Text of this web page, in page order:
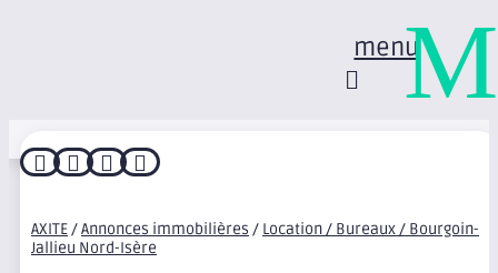
menu
   
AXITE/Annonces immobilières / Location / Bureaux / Bourgoin-
Jallieu Nord-Isère
M